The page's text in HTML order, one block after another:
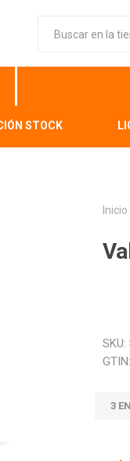
STOCK
Inicio
SKU:
GTIN:
3